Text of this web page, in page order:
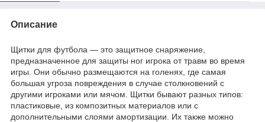
Описание
Щитки для футбола — это защитное снаряжение,
предназначенное для защиты ног игрока от травм во время
игры. Они обычно размещаются на голенях, где самая
большая угроза повреждения в случае столкновений с
другими игроками или мячом. Щитки бывают разных типов:
пластиковые, из композитных материалов или с
дополнительными слоями амортизации. Их также можно